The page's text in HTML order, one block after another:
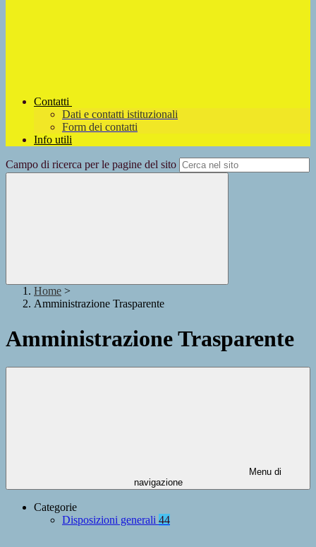
Contatti
Dati e contatti istituzionali
Form dei contatti
Info utili
Campo di ricerca per le pagine del sito
Home >
Amministrazione Trasparente
Amministrazione Trasparente
Menu di
navigazione
Categorie
Disposizioni generali 44